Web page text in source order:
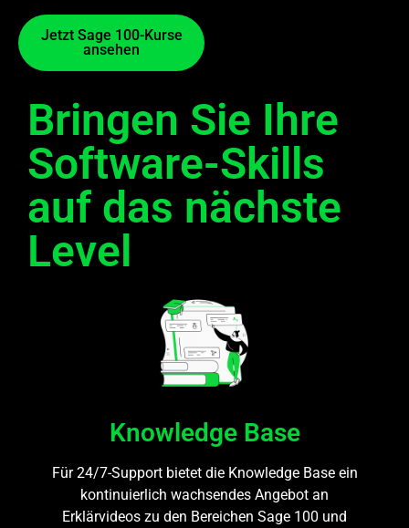
Jetzt Sage 100-Kurse
ansehen​
Bringen Sie Ihre
Software-Skills
auf das nächste
Level
Knowledge Base
Für 24/7-Support bietet die Knowledge Base ein
kontinuierlich wachsendes Angebot an
Erklärvideos zu den Bereichen Sage 100 und